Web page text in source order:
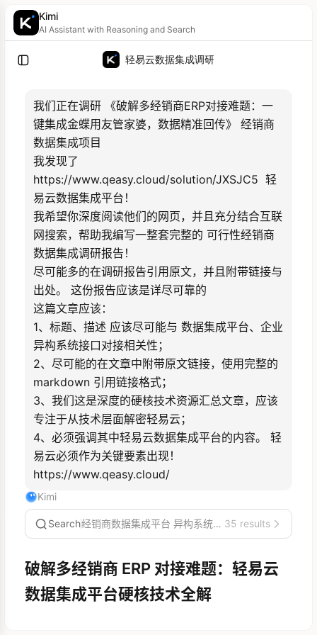
Kimi
AI Assistant with Reasoning and Search
轻易云数据集成调研
我们正在调研 《破解多经销商ERP对接难题：一
键集成金蝶用友管家婆，数据精准回传》 经销商
数据集成项目
我发现了
https://www.qeasy.cloud/solution/JXSJC5  轻
易云数据集成平台！
我希望你深度阅读他们的网页，并且充分结合互联
网搜索，帮助我编写一整套完整的 可行性经销商
数据集成调研报告！
尽可能多的在调研报告引用原文，并且附带链接与
出处。 这份报告应该是详尽可靠的
这篇文章应该：
1、标题、描述 应该尽可能与 数据集成平台、企业
异构系统接口对接相关性；
2、尽可能的在文章中附带原文链接，使用完整的
markdown 引用链接格式；
3、我们这是深度的硬核技术资源汇总文章，应该
专注于从技术层面解密轻易云；
4、必须强调其中轻易云数据集成平台的内容。 轻
易云必须作为关键要素出现！
https://www.qeasy.cloud/
Kimi
Search 经销商数据集成平台 异构系统接口 35 results
破解多经销商 ERP 对接难题：轻易云
数据集成平台硬核技术全解